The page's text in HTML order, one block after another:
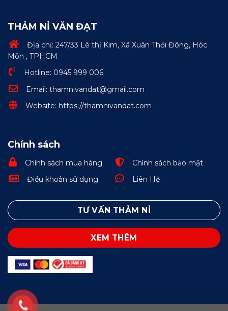
THẢM NỈ VĂN ĐẠT
Địa chỉ: 247/33 Lê thị Kim, Xã Xuân Thới Đông, Hóc
Môn , TPHCM
Hotline: 0945 999 006
Email: thamnivandat@gmail.com
Website: https://thamnivandat.com
Chính sách
Chính sách mua hàng
Chính sách bảo mật
Điều khoản sử dụng
Liên Hệ
TƯ VẤN THẢM NỈ
XEM THÊM